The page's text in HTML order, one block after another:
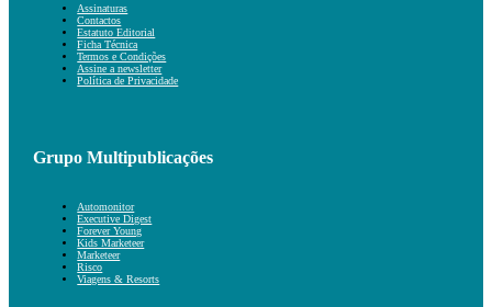
Assinaturas
Contactos
Estatuto Editorial
Ficha Técnica
Termos e Condições
Assine a newsletter
Política de Privacidade
Grupo Multipublicações
Automonitor
Executive Digest
Forever Young
Kids Marketeer
Marketeer
Risco
Viagens & Resorts